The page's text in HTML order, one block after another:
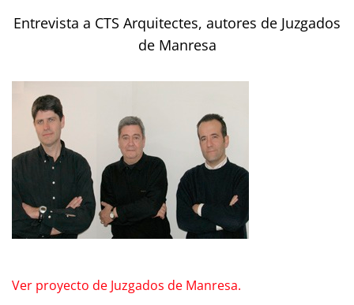
Entrevista a CTS Arquitectes, autores de Juzgados
de Manresa
Ver proyecto de Juzgados de Manresa.